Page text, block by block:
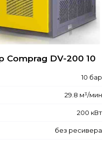
Comprag DV-200 10
10 бар
29.8 м³/мин
200 кВт
без ресивера